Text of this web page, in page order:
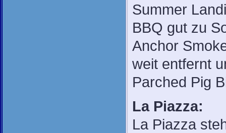
Summer
BBQ gut zu
Anchor
weit entfernt
Parched Pig
La Piazza:
La Piazza